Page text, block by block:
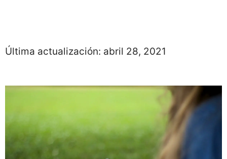
Última actualización: abril 28, 2021